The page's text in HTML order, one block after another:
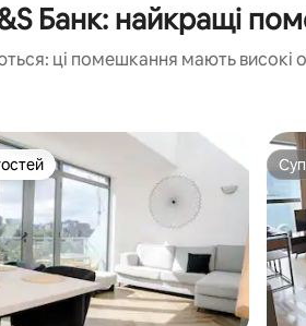
Банк: найкращі
ці помешкання мають високі